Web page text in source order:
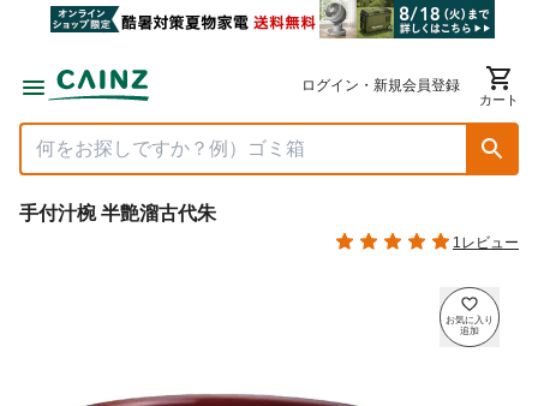
ログイン・新規会員登録
カート
手付汁椀 半艶溜古代朱
1レビュー